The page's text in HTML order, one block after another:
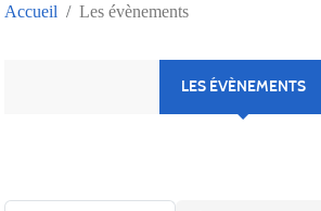
Accueil Les évènements
LES ÉVÈNEMENTS